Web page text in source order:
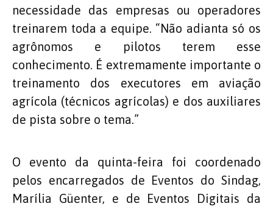
necessidade das empresas ou operadores
treinarem toda a equipe. “Não adianta só os
agrônomos e pilotos terem esse
conhecimento. É extremamente importante o
treinamento dos executores em aviação
agrícola (técnicos agrícolas) e dos auxiliares
de pista sobre o tema.”
O evento da quinta-feira foi coordenado
pelos encarregados de Eventos do Sindag,
Marília Güenter, e de Eventos Digitais da